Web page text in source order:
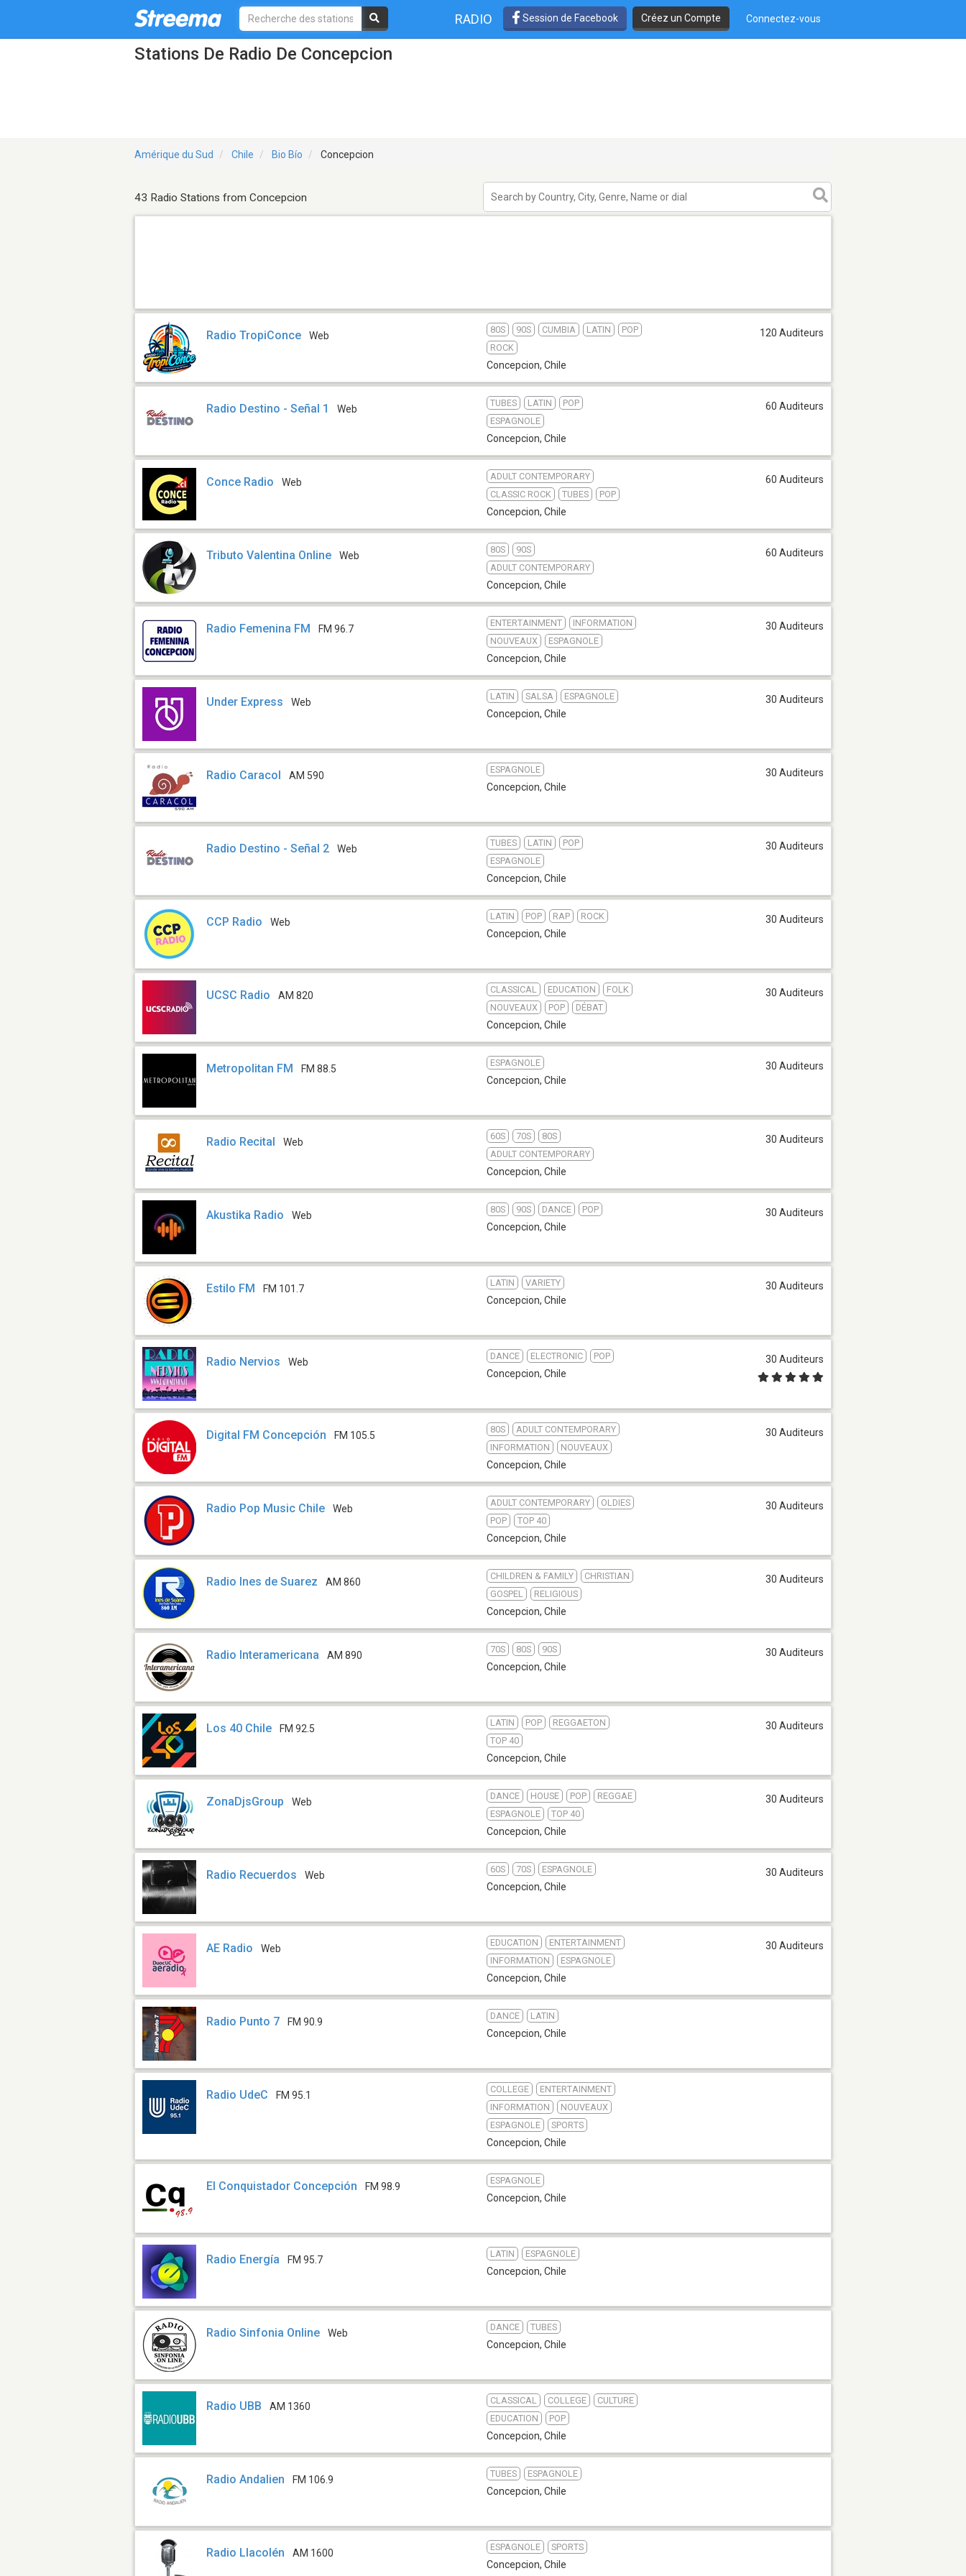
RADIO Session de Facebook Créez un Compte Connectez-vous
Stations De Radio De Concepcion
Amérique du Sud Chile Bio Bío Concepcion
43 Radio Stations from Concepcion
Radio TropiConce Web
80S 90S CUMBIA LATIN
POP
ROCK
Concepcion, Chile
120 Auditeurs
Radio Destino - Señal 1 Web
TUBES LATIN
POP
ESPAGNOLE
Concepcion, Chile
60 Auditeurs
Conce Radio Web
ADULT CONTEMPORARY
CLASSIC ROCK
TUBES POP
Concepcion, Chile
60 Auditeurs
Tributo Valentina Online Web
80S
90S
ADULT CONTEMPORARY
Concepcion, Chile
60 Auditeurs
Radio Femenina FM FM 96.7
ENTERTAINMENT
INFORMATION
NOUVEAUX
ESPAGNOLE
Concepcion, Chile
30 Auditeurs
Under Express Web
LATIN SALSA ESPAGNOLE
Concepcion, Chile
30 Auditeurs
Radio Caracol AM 590
ESPAGNOLE
Concepcion, Chile
30 Auditeurs
Radio Destino - Señal 2 Web
TUBES LATIN
POP
ESPAGNOLE
Concepcion, Chile
30 Auditeurs
CCP Radio Web
LATIN POP RAP ROCK
Concepcion, Chile
30 Auditeurs
UCSC Radio AM 820
CLASSICAL EDUCATION
FOLK
NOUVEAUX
POP DÉBAT
Concepcion, Chile
30 Auditeurs
Metropolitan FM FM 88.5
ESPAGNOLE
Concepcion, Chile
30 Auditeurs
Radio Recital Web
60S 70S
80S
ADULT CONTEMPORARY
Concepcion, Chile
30 Auditeurs
Akustika Radio Web
80S 90S DANCE POP
Concepcion, Chile
30 Auditeurs
Estilo FM FM 101.7
LATIN VARIETY
Concepcion, Chile
30 Auditeurs
Radio Nervios Web
DANCE ELECTRONIC POP
Concepcion, Chile
30 Auditeurs
Digital FM Concepción FM 105.5
80S
ADULT CONTEMPORARY
INFORMATION
NOUVEAUX
Concepcion, Chile
30 Auditeurs
Radio Pop Music Chile Web
ADULT CONTEMPORARY
OLDIES
POP
TOP 40
Concepcion, Chile
30 Auditeurs
Radio Ines de Suarez AM 860
CHILDREN & FAMILY
CHRISTIAN
GOSPEL
RELIGIOUS
Concepcion, Chile
30 Auditeurs
Radio Interamericana AM 890
70S 80S 90S
Concepcion, Chile
30 Auditeurs
Los 40 Chile FM 92.5
LATIN POP
REGGAETON
TOP 40
Concepcion, Chile
30 Auditeurs
ZonaDjsGroup Web
DANCE HOUSE POP
REGGAE
ESPAGNOLE
TOP 40
Concepcion, Chile
30 Auditeurs
Radio Recuerdos Web
60S 70S ESPAGNOLE
Concepcion, Chile
30 Auditeurs
AE Radio Web
EDUCATION
ENTERTAINMENT
INFORMATION
ESPAGNOLE
Concepcion, Chile
30 Auditeurs
Radio Punto 7 FM 90.9
DANCE LATIN
Concepcion, Chile
Radio UdeC FM 95.1
COLLEGE
ENTERTAINMENT
INFORMATION
NOUVEAUX
ESPAGNOLE
SPORTS
Concepcion, Chile
El Conquistador Concepción FM 98.9
ESPAGNOLE
Concepcion, Chile
Radio Energía FM 95.7
LATIN ESPAGNOLE
Concepcion, Chile
Radio Sinfonia Online Web
DANCE TUBES
Concepcion, Chile
Radio UBB AM 1360
CLASSICAL COLLEGE
CULTURE
EDUCATION
POP
Concepcion, Chile
Radio Andalien FM 106.9
TUBES ESPAGNOLE
Concepcion, Chile
Radio Llacolén AM 1600
ESPAGNOLE SPORTS
Concepcion, Chile